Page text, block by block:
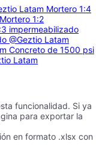
Latam Mortero 1:4
Mortero 1:2
impermeabilizado
@Geztio Latam
Concreto de 1500 psi
Latam
funcionalidad. Si ya
para exportar la
en formato .xlsx con